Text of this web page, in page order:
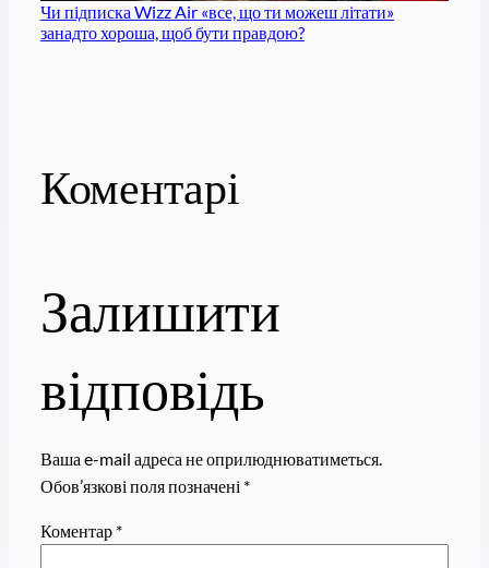
Чи підписка Wizz Air «все, що ти можеш літати»
занадто хороша, щоб бути правдою?
Коментарі
Залишити
відповідь
Ваша e-mail адреса не оприлюднюватиметься.
Обов’язкові поля позначені *
Коментар *